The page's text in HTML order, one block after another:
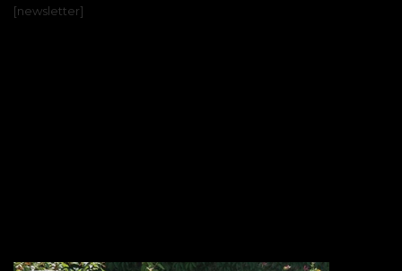
[newsletter]